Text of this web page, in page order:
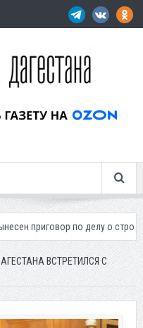
по делу о строительстве
ВСТРЕТИЛСЯ С